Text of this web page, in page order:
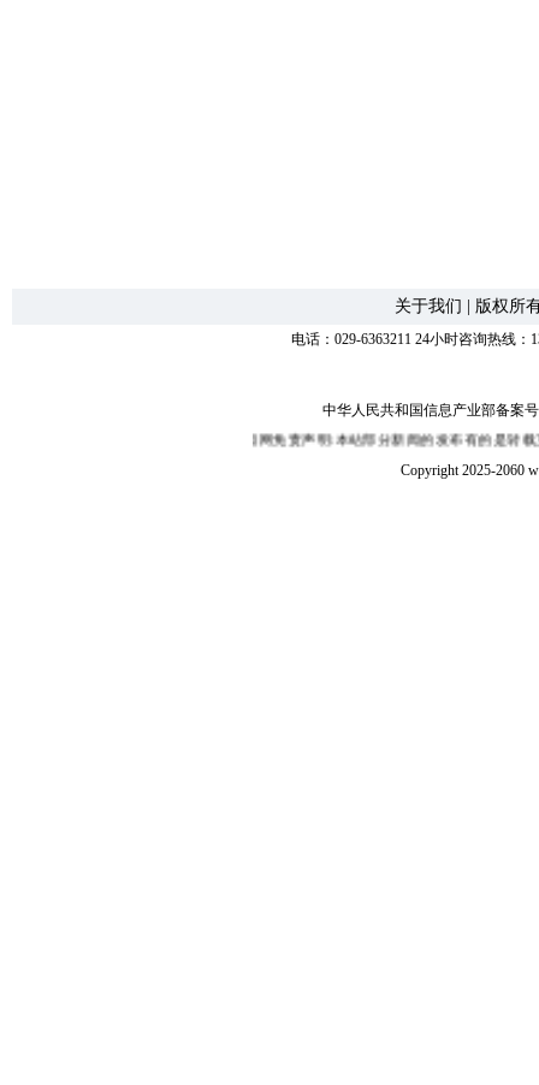
关于我们 版权所
电话：029-6363211 24小时咨询热线：
中华人民共和国信息产业部备案
西部新闻网免责声明:本站部分新闻的发布有的是转载
Copyright 2025-2060